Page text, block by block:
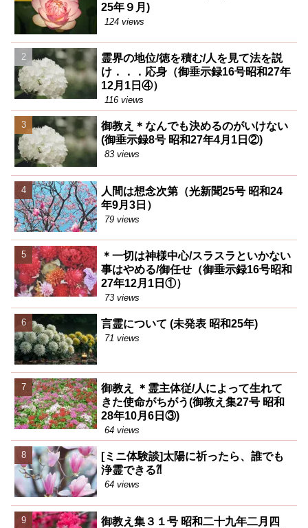
25年９月)
124 views
霊界の地位/徳を積む/人を見て法を説
け．．．応身（御垂示録16号昭和27年
12月1日④）
116 views
御教え＊なんでも決めるのがいけない
(御垂示録8号 昭和27年4月1日②)
83 views
人間は想念次第（光新聞25号 昭和24
年9月3日）
79 views
＊一切は神様中心/スラスラといかない
事はやめる/御任せ（御垂示録16号昭和
27年12月1日①）
73 views
言霊について (未発表 昭和25年)
71 views
御教え ＊霊主体従/人によって生れて
きた使命がちがう(御教え集27号 昭和
28年10月6日③)
64 views
[ミニ体験談]太陽に祈ったら、誰でも
浄霊できる⁈
64 views
御教え集３１号 昭和二十九年二月四